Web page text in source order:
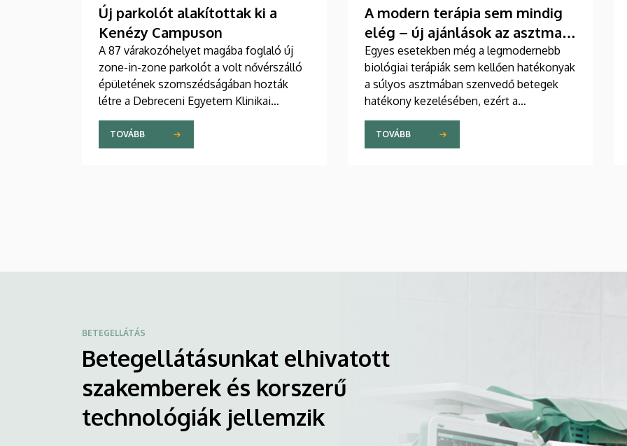
Új parkolót alakítottak ki a
Kenézy Campuson
A 87 várakozóhelyet magába foglaló új
zone-in-zone parkolót a volt nővérszálló
épületének szomszédságában hozták
létre a Debreceni Egyetem Klinikai
Központ Kenézy Gyula Campusán. Az új
területet várhatóan augusztusban nyitják
meg a járművek előtt.
TOVÁBB
A modern terápia sem mindig
elég – új ajánlások az asztma
kezelésében
Egyes esetekben még a legmodernebb
biológiai terápiák sem kellően hatékonyak
a súlyos asztmában szenvedő betegek
hatékony kezelésében, ezért a
szakemberek az új gyógyszerek
kifejlesztésére irányuló kutatások
felgyorsítását sürgetik. A témában a
TOVÁBB
BETEGELLÁTÁS
Betegellátásunkat elhivatott
szakemberek és korszerű
technológiák jellemzik